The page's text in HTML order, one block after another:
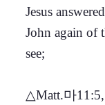
Jesus
John again of
see;
△Matt.마